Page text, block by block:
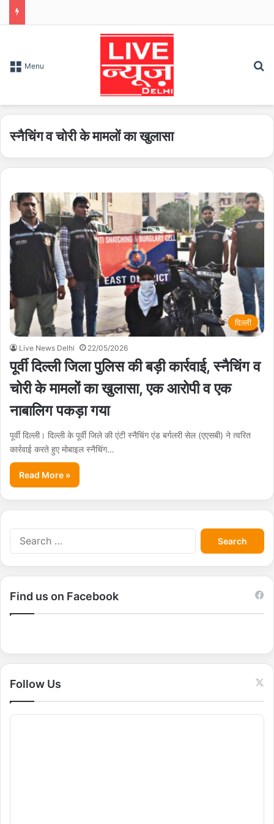
Menu
स्नैचिंग व चोरी के मामलों का खुलासा
दिल्ली
Live News Delhi 22/05/2026
पूर्वी दिल्ली जिला पुलिस की बड़ी कार्रवाई, स्नैचिंग व
चोरी के मामलों का खुलासा, एक आरोपी व एक
नाबालिग पकड़ा गया
पूर्वी दिल्ली। दिल्ली के पूर्वी जिले की एंटी स्नैचिंग एंड बर्गलरी सेल (एएसबी) ने त्वरित
कार्रवाई करते हुए मोबाइल स्नैचिंग…
Read More »
S
e
a
r
r
:
Find us on Facebook
Follow Us